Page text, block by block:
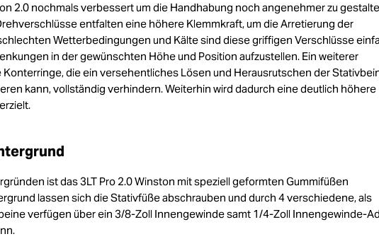
2.0 nochmals verbessert um die Handhabung noch angenehmer zu
entfalten eine höhere Klemmkraft, um die Arretierung der
Wetterbedingungen und Kälte sind diese griffigen Verschlüsse
in der gewünschten Höhe und Position aufzustellen. Ein weiterer
die ein versehentliches Lösen und Herausrutschen der
kann, vollständig verhindern. Weiterhin wird dadurch eine deutlich höhere
ist das 3LT Pro 2.0 Winston mit speziell geformten Gummifüßen
lassen sich die Stativfüße abschrauben und durch 4 verschiedene, als
verfügen über ein 3/8-Zoll Innengewinde samt 1/4-Zoll Innengewinde-